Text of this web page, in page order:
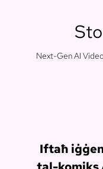
Next-Gen AI
Iftaħ